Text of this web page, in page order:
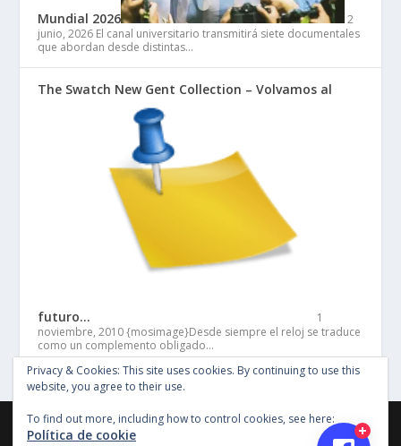
Mundial 2026
2
junio, 2026 El canal universitario transmitirá siete documentales
que abordan desde distintas…
The Swatch New Gent Collection – Volvamos al
futuro…
1
noviembre, 2010 {mosimage}Desde siempre el reloj se traduce
como un complemento obligado…
©Copyright Entertainment SG 2018, Todos los derechos
Privacy & Cookies: This site uses cookies. By continuing to use this
website, you agree to their use.
To find out more, including how to control cookies, see here:
Política de cookie